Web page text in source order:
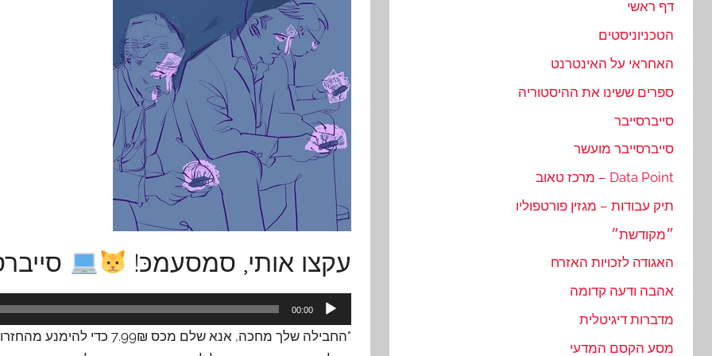
עקצו אותי, סמסעמכּ!
אודיו
00:00
"החבילה שלך מחכה, אנא שלם
דף ראשי
הטכניוניסטים
האחראי על האינטרנט
ספרים ששינו את ההיסטוריה
סייברסייבר
סייברסייבר מועשר
Data Point – מרכז טאוב
תיק עבודות – מגזין פורטפוליו
״מקודשת״
האגודה לזכויות האזרח
אהבה ודעה קדומה
מדברות דיגיטלית
מסע הקסם המדעי